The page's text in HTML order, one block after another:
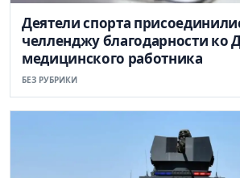
Деятели спорта
челленджу благодарности ко
медицинского работника
БЕЗ РУБРИКИ